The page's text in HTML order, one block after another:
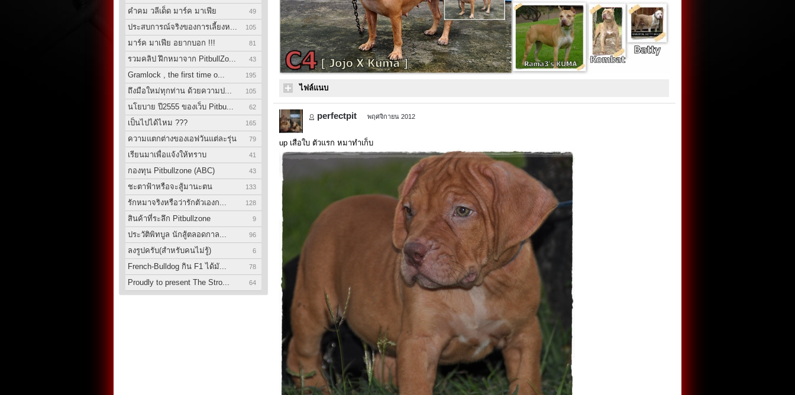
คำคม วลีเด็ด มาร์ค มาเฟีย 49
ประสบการณ์จริงของการเลี้ยงห... 105
มาร์ค มาเฟีย อยากบอก !!! 81
รวมคลิป ฝึกหมาจาก PitbullZo... 43
Gramlock , the first time o... 195
ถึงมือใหม่ทุกท่าน ด้วยความป... 105
นโยบาย ปี2555 ของเว็บ Pitbu... 62
เป็นไปได้ไหม ??? 165
ความแตกต่างของเอฟวันแต่ละรุ่น 79
เรียนมาเพื่อแจ้งให้ทราบ 41
กองทุน Pitbullzone (ABC) 43
ชะตาฟ้าหรือจะสู้มานะตน 133
รักหมาจริงหรือว่ารักตัวเองก... 128
สินค้าที่ระลึก Pitbullzone 9
ประวัติพิทบูล นักสู้ตลอดกาล... 96
ลงรูปครับ(สำหรับคนไม่รู้) 6
French-Bulldog กิน F1 ได้มั... 78
Proudly to present The Stro... 64
ไฟล์แนบ
perfectpit พฤศจิกายน 2012
up เสือใบ ตัวแรก หมาทำเก็บ